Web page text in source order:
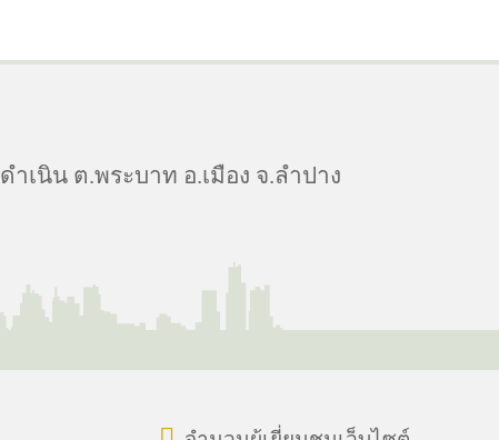
เนิน ต.พระบาท อ.เมือง จ.ลำปาง